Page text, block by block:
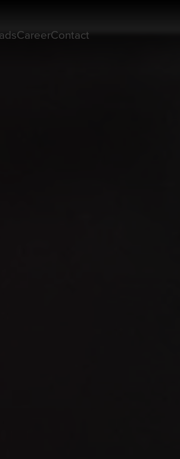
CareerContact